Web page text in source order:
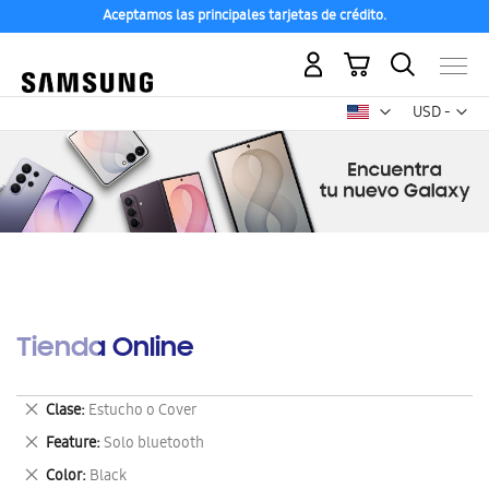
Aceptamos las principales tarjetas de crédito.
USD -
dólar
Mi carrito
Tienda Online
Clase Estucho o Cover
Eliminar
este
artículo
Feature Solo bluetooth
Eliminar
este
Color Black
Eliminar